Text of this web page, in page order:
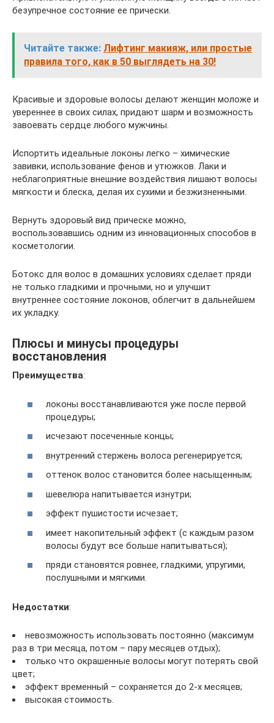
безупречное состояние ее прически.
Читайте также: Лифтинг макияж, или простые
правила того, как в 50 выглядеть на 30!
Красивые и здоровые волосы делают женщин моложе и
увереннее в своих силах, придают шарм и возможность
завоевать сердце любого мужчины.
Испортить идеальные локоны легко – химические
завивки, использование фенов и утюжков. Лаки и
неблагоприятные внешние воздействия лишают волосы
мягкости и блеска, делая их сухими и безжизненными.
Вернуть здоровый вид прическе можно,
воспользовавшись одним из инновационных способов в
косметологии.
Ботокс для волос в домашних условиях сделает пряди
не только гладкими и прочными, но и улучшит
внутреннее состояние локонов, облегчит в дальнейшем
их укладку.
Плюсы и минусы процедуры
восстановления
Преимущества:
локоны восстанавливаются уже после первой
процедуры;
исчезают посеченные концы;
внутренний стержень волоса регенерируется;
оттенок волос становится более насыщенным;
шевелюра напитывается изнутри;
эффект пушистости исчезает;
имеет накопительный эффект (с каждым разом
волосы будут все больше напитываться);
пряди становятся ровнее, гладкими, упругими,
послушными и мягкими.
Недостатки:
невозможность использовать постоянно (максимум
раз в три месяца, потом – пару месяцев отдых);
только что окрашенные волосы могут потерять свой
цвет;
эффект временный – сохраняется до 2-х месяцев;
высокая стоимость.